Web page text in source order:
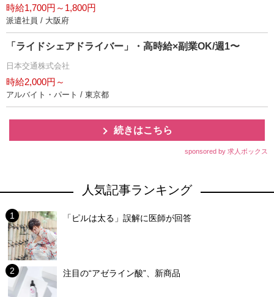
時給1,700円～1,800円
派遣社員 / 大阪府
「ライドシェアドライバー」・高時給×副業OK/週1〜
日本交通株式会社
時給2,000円～
アルバイト・パート / 東京都
続きはこちら
sponsored by 求人ボックス
人気記事ランキング
「ピルは太る」誤解に医師が回答
注目の“アゼライン酸”、新商品